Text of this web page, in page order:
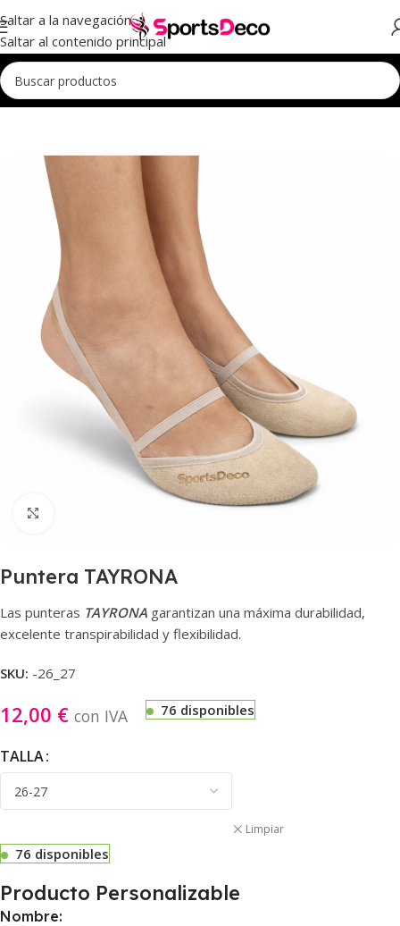
Saltar a la navegación
Saltar al contenido principal
Inicio Punteras Para Entrenar
Puntera TAYRONA
Las punteras TAYRONA garantizan una máxima durabilidad,
excelente transpirabilidad y flexibilidad.
SKU: -26_27
12,00 € con IVA 76 disponibles
TALLA
Limpiar
76 disponibles
Producto Personalizable
Nombre: